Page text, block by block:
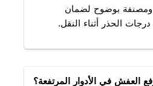
بوضوح لضمان
الحذر أثناء النقل.
العفش في الأدوار المرتفعة؟